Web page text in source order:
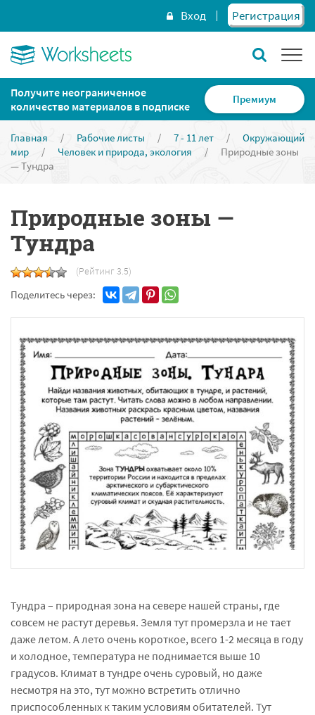
Вход Регистрация
Получите неограниченное
количество материалов в подписке
Премиум
Главная / Рабочие листы / 7 - 11 лет /
Окружающий
мир
/ Человек и природа, экология /
Природные зоны
— Тундра
Природные зоны —
Тундра
(Рейтинг 3.5)
Поделитесь через:
Тундра – природная зона на севере нашей страны, где
совсем не растут деревья. Земля тут промерзла и не тает
даже летом. А лето очень короткое, всего 1-2 месяца в году
и холодное, температура не поднимается выше 10
градусов. Климат в тундре очень суровый, но даже
несмотря на это, тут можно встретить отлично
приспособленных к таким условиям обитателей. Тут